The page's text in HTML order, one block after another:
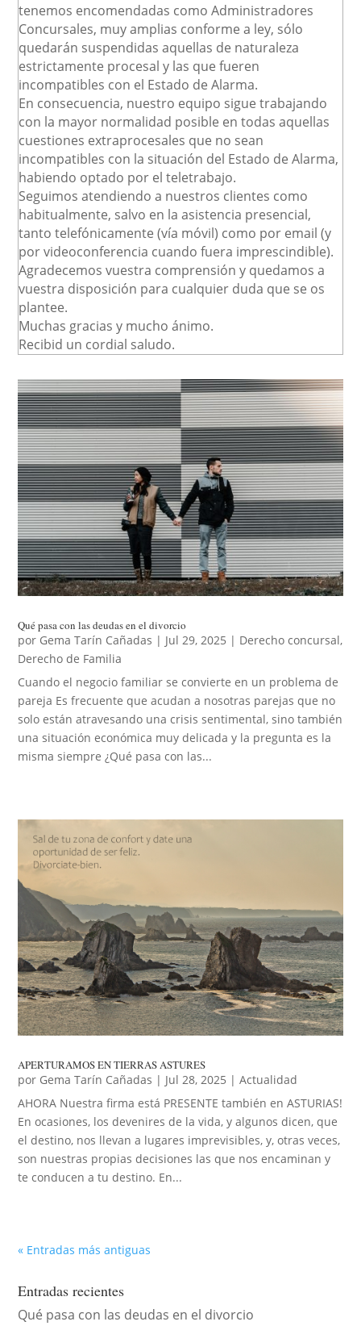
tenemos encomendadas como Administradores
Concursales, muy amplias conforme a ley, sólo
quedarán suspendidas aquellas de naturaleza
estrictamente procesal y las que fueren
incompatibles con el Estado de Alarma.
En consecuencia, nuestro equipo sigue trabajando
con la mayor normalidad posible en todas aquellas
cuestiones extraprocesales que no sean
incompatibles con la situación del Estado de Alarma,
habiendo optado por el teletrabajo.
Seguimos atendiendo a nuestros clientes como
habitualmente, salvo en la asistencia presencial,
tanto telefónicamente (vía móvil) como por email (y
por videoconferencia cuando fuera imprescindible).
Agradecemos vuestra comprensión y quedamos a
vuestra disposición para cualquier duda que se os
plantee.
Muchas gracias y mucho ánimo.
Recibid un cordial saludo.
Qué pasa con las deudas en el divorcio
por Gema Tarín Cañadas | Jul 29, 2025 | Derecho concursal,
Derecho de Familia
Cuando el negocio familiar se convierte en un problema de
pareja Es frecuente que acudan a nosotras parejas que no
solo están atravesando una crisis sentimental, sino también
una situación económica muy delicada y la pregunta es la
misma siempre ¿Qué pasa con las...
APERTURAMOS EN TIERRAS ASTURES
por Gema Tarín Cañadas | Jul 28, 2025 |Actualidad
AHORA Nuestra firma está PRESENTE también en ASTURIAS!
En ocasiones, los devenires de la vida, y algunos dicen, que
el destino, nos llevan a lugares imprevisibles, y, otras veces,
son nuestras propias decisiones las que nos encaminan y
te conducen a tu destino. En...
« Entradas más antiguas
Entradas recientes
Qué pasa con las deudas en el divorcio